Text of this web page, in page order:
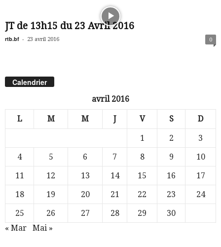
JT de 13h15 du 23 Avril 2016
rtb.bf - 23 avril 2016 0
Calendrier
avril 2016
L M M J V S D
1 2
3
4
5 6 7 8 9
10
11
12 13 14 15 16
17
18
19 20 21 22 23
24
25
26 27 28 29
30
« Mar
Mai »